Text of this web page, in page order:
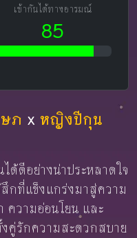
เข้ากันได้ทางอารมณ์
85
ภ x หญิงปีกุน
ด้ดีอย่างน่าประหลาดใจ
กที่แข็งแกร่งมาสู่ความ
วามอ่อนโยน และ
คู่รักความสะดวกสบาย